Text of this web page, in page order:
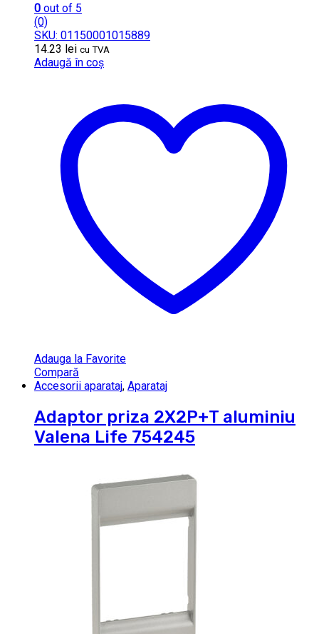
0 out of 5
(0)
SKU: 01150001015889
14.23 lei cu TVA
Adaugă în coș
Adauga la Favorite
Compară
Accesorii aparataj, Aparataj
Adaptor priza 2X2P+T aluminiu
Valena Life 754245